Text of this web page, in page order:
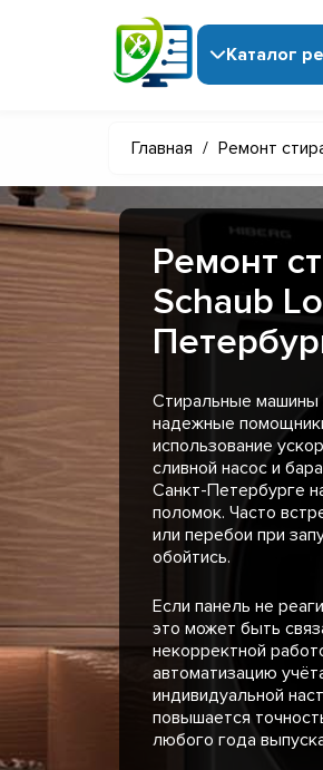
Каталог
Главная / Ремонт
Ремонт
Schaub
Стиральные машины
надежные
использование
сливной насос и
Санкт-Петербурге
поломок. Часто
или перебои при
обойтись.
Если панель не
это может быть
некорректной
автоматизацию
индивидуальной
повышается
любого года